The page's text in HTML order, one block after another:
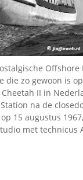
Offshore
die zo gewoon is
II in
na de
15 augustus
met technicus